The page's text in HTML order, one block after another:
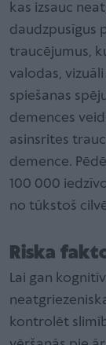
kas izsauc
daudzpusīgus
traucējumus,
valodas,
spiešanas
demences
asinsrites
demence.
100 000
no tūkstoš
Riska
Lai gan
kontrolēt